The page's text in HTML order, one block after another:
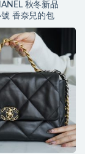
秋冬新品
香奈兒的包